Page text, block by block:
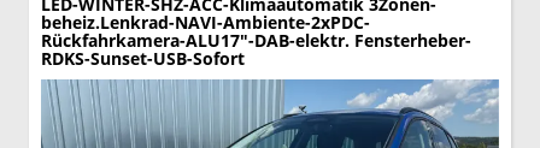
beheiz.Lenkrad-NAVI-Ambiente-2xPDC-
Rückfahrkamera-ALU17"-DAB-elektr. Fensterheber-
RDKS-Sunset-USB-Sofort